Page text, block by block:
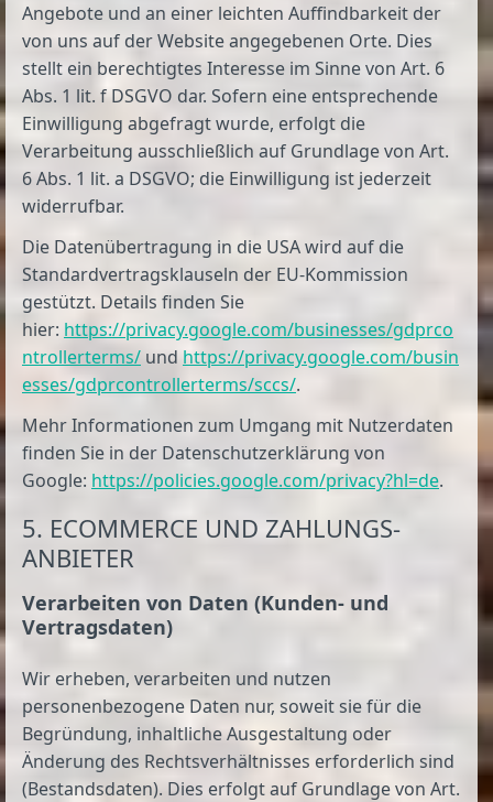
Angebote und an einer leichten Auffindbarkeit der
von uns auf der Website angegebenen Orte. Dies
stellt ein berechtigtes Interesse im Sinne von Art. 6
Abs. 1 lit. f DSGVO dar. Sofern eine entsprechende
Einwilligung abgefragt wurde, erfolgt die
Verarbeitung ausschließlich auf Grundlage von Art.
6 Abs. 1 lit. a DSGVO; die Einwilligung ist jederzeit
widerrufbar.
Die Datenübertragung in die USA wird auf die
Standardvertragsklauseln der EU-Kommission
gestützt. Details finden Sie
hier: https://privacy.google.com/businesses/gdprco
ntrollerterms/ und https://privacy.google.com/busin
esses/gdprcontrollerterms/sccs/.
Mehr Informationen zum Umgang mit Nutzerdaten
finden Sie in der Datenschutzerklärung von
Google: https://policies.google.com/privacy?hl=de.
5. ECOMMERCE UND ZAHLUNGS­
ANBIETER
Verarbeiten von Daten (Kunden- und
Vertragsdaten)
Wir erheben, verarbeiten und nutzen
personenbezogene Daten nur, soweit sie für die
Begründung, inhaltliche Ausgestaltung oder
Änderung des Rechtsverhältnisses erforderlich sind
(Bestandsdaten). Dies erfolgt auf Grundlage von Art.